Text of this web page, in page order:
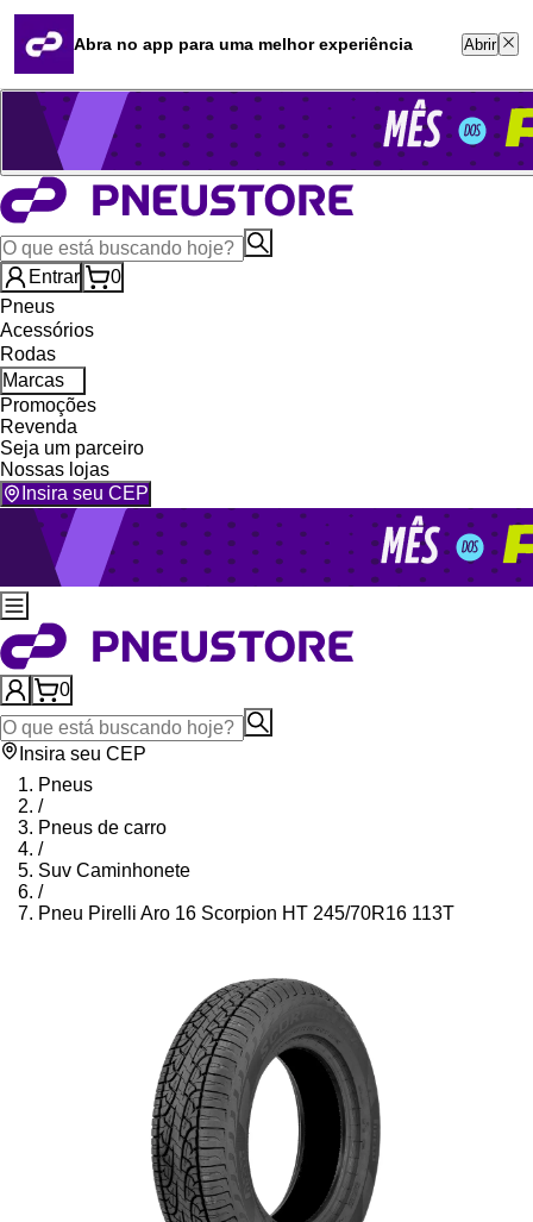
Quero revender
Blog
Whatsapp (16) 99764-8401
Televendas (47) 3046-2551
Entrar
0
Pneus
Acessórios
Rodas
Marcas
Promoções
Revenda
Seja um parceiro
Nossas lojas
Insira seu CEP
0
Insira seu CEP
Pneus
/
Pneus de carro
/
Suv Caminhonete
/
Pneu Pirelli Aro 16 Scorpion HT 245/70R16 113T
Abra no app para uma melhor experiência Abrir